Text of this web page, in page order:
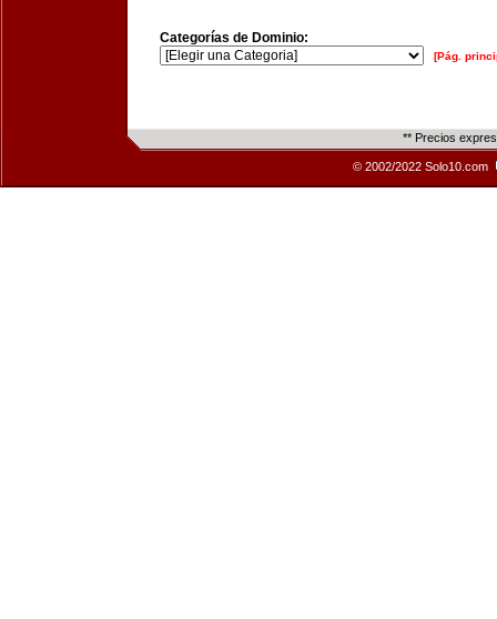
Categorías de Dominio:
[Pág.
** Precios
© 2002/2022 Solo10.com